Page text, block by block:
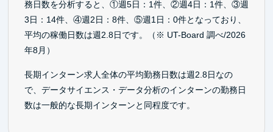
務日数を分析すると、①週5日：1件、②週4日：1件、③週
3日：14件、④週2日：8件、⑤週1日：0件となっており、
平均の稼働日数は週2.8日です。（※ UT-Board 調べ/2026
年8月）
長期インターン求人全体の平均勤務日数は週2.8日なの
で、データサイエンス・データ分析のインターンの勤務日
数は一般的な長期インターンと同程度です。